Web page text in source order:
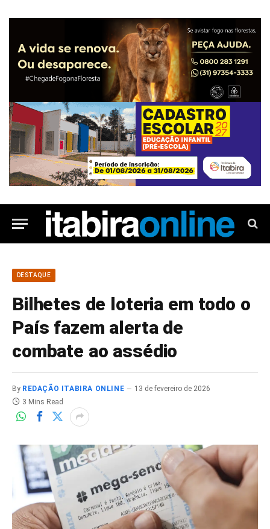
DESTAQUE
Bilhetes de loteria em todo o
País fazem alerta de
combate ao assédio
By REDAÇÃO ITABIRA ONLINE
13 de fevereiro de 2026
3 Mins Read